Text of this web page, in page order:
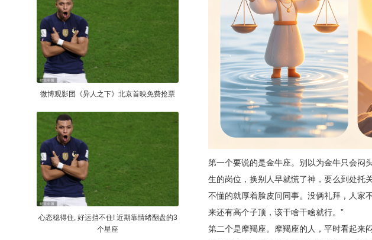
微博观影团《异人之下》北京首映免费抢票
心态稳得住, 好运挡不住! 近期靠情绪翻盘的3
个星座
第一个要说的是金牛座。别以为金牛只会闷
生的岗位，换别人早就慌了神，要么到处托
不懂的就厚着脸皮问同事。没俩礼拜，人家
来还有高个子顶，该干啥干啥就行。”
第二个是摩羯座。摩羯座的人，平时看起来